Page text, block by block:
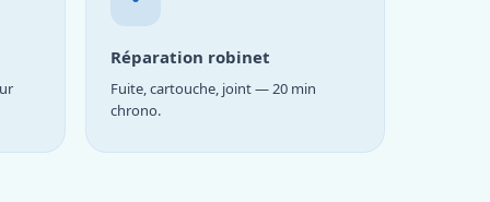
Réparation robinet
Fuite, cartouche, joint — 20 min
chrono.